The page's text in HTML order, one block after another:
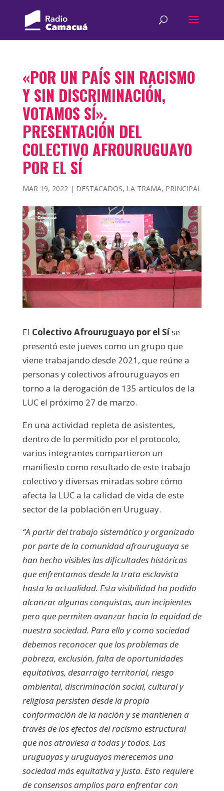
«POR UN PAÍS SIN RACISMO
Y SIN DISCRIMINACIÓN,
VOTAMOS SÍ».
PRESENTACIÓN DEL
COLECTIVO AFROURUGUAYO
POR EL SÍ
MAR 19, 2022| DESTACADOS, LA TRAMA, PRINCIPAL
El Colectivo Afrouruguayo por el Síse
presentó este jueves como un grupo que
viene trabajando desde 2021, que reúne a
personas y colectivos afrouruguayos en
torno a la derogación de 135 artículos de la
LUC el próximo 27 de marzo.
En una actividad repleta de asistentes,
dentro de lo permitido por el protocolo,
varios integrantes compartieron un
manifiesto como resultado de este trabajo
colectivo y diversas miradas sobre cómo
afecta la LUC a la calidad de vida de este
sector de la población en Uruguay.
“A partir del trabajo sistemático y organizado
por parte de la comunidad afrouruguaya se
han hecho visibles las dificultades históricas
que enfrentamos desde la trata esclavista
hasta la actualidad. Esta visibilidad ha podido
alcanzar algunas conquistas, aun incipientes
pero que permiten avanzar hacia la equidad de
nuestra sociedad. Para ello y como sociedad
debemos reconocer que los problemas de
pobreza, exclusión, falta de oportunidades
equitativas, desarraigo territorial, riesgo
ambiental, discriminación social, cultural y
religiosa persisten desde la propia
conformación de la nación y se mantienen a
través de los efectos del racismo estructural
que nos atraviesa a todas y todos. Las
uruguayas y uruguayos merecemos una
sociedad más equitativa y justa. Esto requiere
de consensos amplios para enfrentar con